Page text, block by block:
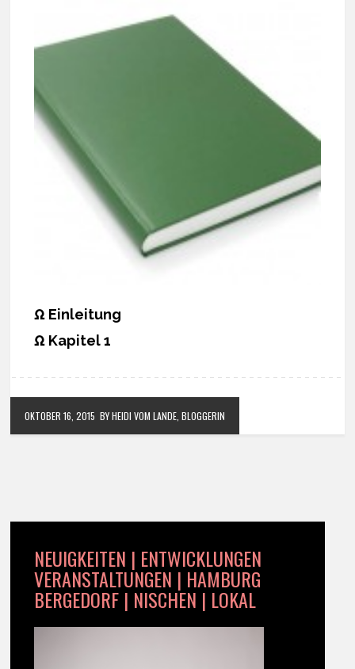
Ω Einleitung
Ω Kapitel 1
OKTOBER 16, 2015 BY HEIDI VOM LANDE, BLOGGERIN
NEUIGKEITEN | ENTWICKLUNGEN
VERANSTALTUNGEN | HAMBURG
BERGEDORF | NISCHEN | LOKAL